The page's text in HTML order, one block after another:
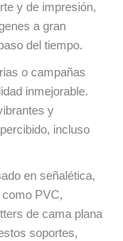
y de impresión,
a gran
del tiempo.
o campañas
inmejorable.
y
incluso
en señalética,
PVC,
de cama plana
soportes,